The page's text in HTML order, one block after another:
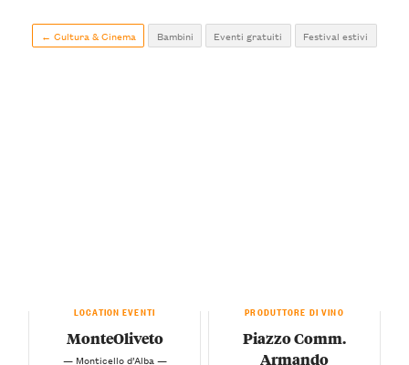
← Cultura & Cinema Bambini Eventi gratuiti Festival estivi
LOCATION EVENTI
MonteOliveto
— Monticello d’Alba —
PRODUTTORE DI VINO
Piazzo Comm.
Armando